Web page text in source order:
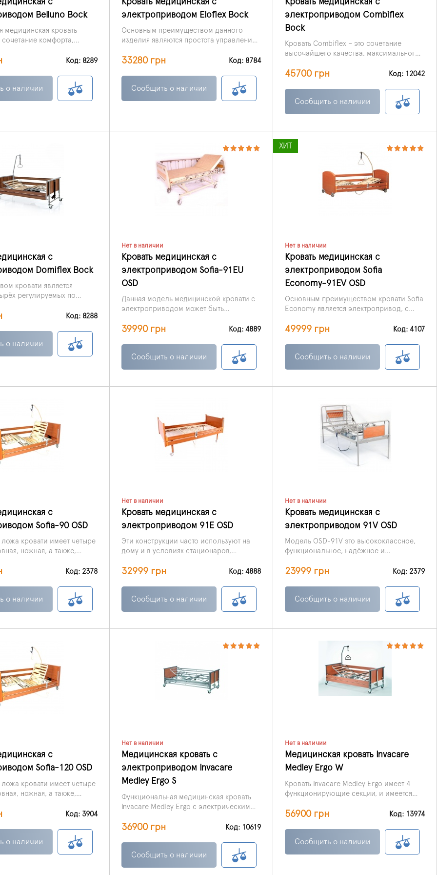
Belluno Bock
медицинская кровать
сочетание комфорта,
соотношение цены иКод: 8289
о наличии
электроприводом Eloflex Bock
Основным преимуществом данного
изделия являются простота управления
обеспечивающие наилучшие условия
реабилитации и лечения.
33280 грн Код: 8784
Сообщить о наличии
электроприводом Combiflex
Bock
Кровать Combiflex – это сочетание
высочайшего качества, максимального
45700 грн Код: 12042
Сообщить о наличии
с
Domiflex Bock
кровати является
регулируемых по
благодаря бесшумным
Код: 8288
о наличии
Нет в наличии
Кровать медицинская с
электроприводом Sofia-91EU
OSD
Данная модель медицинской кровати с
электроприводом может быть
также домашних условиях.
39990 грн Код: 4889
Сообщить о наличии
ХИТ
Нет в наличии
Кровать медицинская с
электроприводом Sofia
Economy-91EV OSD
Основным преимуществом кровати Sofia
Economy является электропривод, с
регулировка общей высоты кровати,
49999 грн Код: 4107
Сообщить о наличии
с
Sofia-90 OSD
ложа кровати имеет четыре
ножная, а также,
Код: 2378
о наличии
Нет в наличии
Кровать медицинская с
электроприводом 91E OSD
Эти конструкции часто используют на
дому и в условиях стационаров,
способны улучшить, а также облегчить
обслуживающему медперсоналу.
32999 грн Код: 4888
Сообщить о наличии
Нет в наличии
Кровать медицинская с
электроприводом 91V OSD
Модель OSD-91V это высококлассное,
функциональное, надёжное и
электроприводом. Конструкция имеет
можно изменить положение головы и
ног, то есть поднять или опустить их.
23999 грн Код: 2379
Сообщить о наличии
с
Sofia-120 OSD
ложа кровати имеет четыре
ножная, а также,
Код: 3904
о наличии
Нет в наличии
Медицинская кровать с
электроприводом Invacare
Medley Ergo S
Функциональная медицинская кровать
Invacare Medley Ergo с электрическим
медицинских центрах, домах инвалидов,
условиях.
36900 грн Код: 10619
Сообщить о наличии
Нет в наличии
Медицинская кровать Invacare
Medley Ergo W
Кровать Invacare Medley Ergo имеет 4
функционирующие секции, и имеется
головной секции и ножного отдела.
56900 грн Код: 13974
Сообщить о наличии